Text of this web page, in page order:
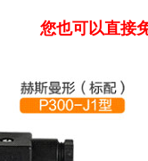
您也可以直接